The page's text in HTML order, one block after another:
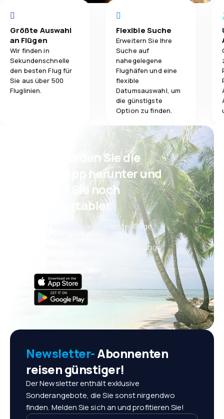
Größte Auswahl
an Flügen
Wir finden in
Sekundenschnelle
den besten Flug für
Sie aus über 500
Fluglinien.
Flexible Suche
Erweitern Sie Ihre
Suche auf
nahegelegene
Flughäfen und eine
flexible
Datumsauswahl, um
die günstigste
Option zu finden.
Psst! Laden Sie die
eSky App herunter und
reisen Sie noch
komfortabler.
Täglich neue Angebote: Flüge,
Bequeme Buchungsverwaltung
Newsletter-Abonnenten
reisen günstiger!
Der Newsletter enthält exklusive
Sonderangebote, die Sie sonst nirgendwo
finden. Melden Sie sich an und profitieren Sie!